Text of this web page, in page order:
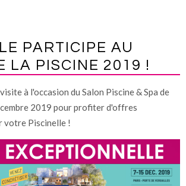
PARTICIPE AU
LA PISCINE 2019 !
à l'occasion du Salon Piscine & Spa de
2019 pour profiter d'offres
votre Piscinelle !